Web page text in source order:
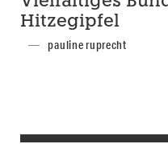
Hitzegipfel
pauline ruprecht